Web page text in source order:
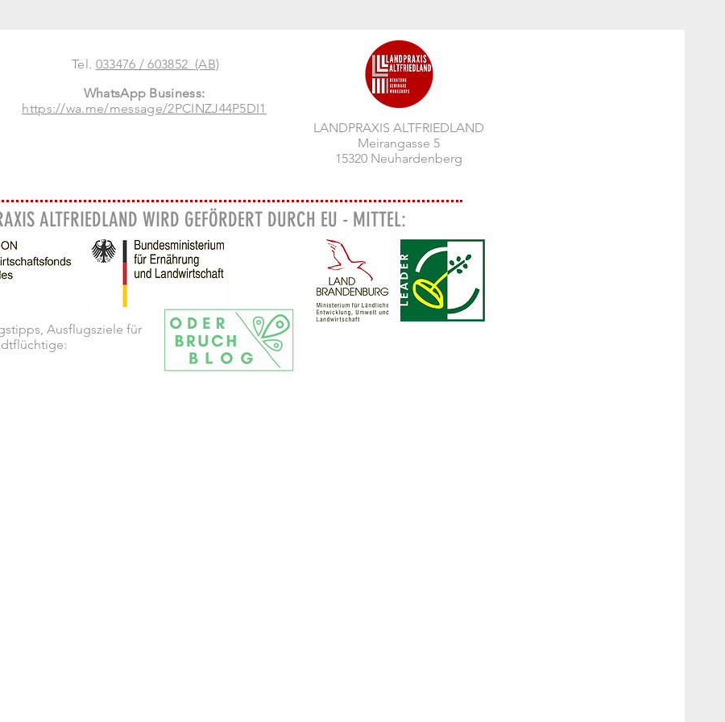
Tel. 033476 / 603852 (AB)
WhatsApp Business:
https://wa.me/message/2PCINZJ44P5DI1
LANDPRAXIS ALTFRIEDLAND
Meirangasse 5
15320 Neuhardenberg
ALTFRIEDLAND WIRD GEFÖRDERT DURCH EU - MITTEL:
Ausflugsziele für